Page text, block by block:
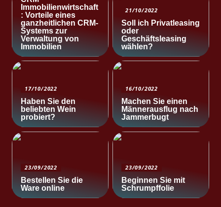
Immobilienwirtschaft
: Vorteile eines
ganzheitlichen CRM-
Systems zur
Verwaltung von
Immobilien
21/10/2022
Soll ich Privatleasing
oder
Geschäftsleasing
wählen?
17/10/2022
Haben Sie den
beliebten Wein
probiert?
16/10/2022
Machen Sie einen
Männerausflug nach
Jammerbugt
23/09/2022
Bestellen Sie die
Ware online
23/09/2022
Beginnen Sie mit
Schrumpffolie